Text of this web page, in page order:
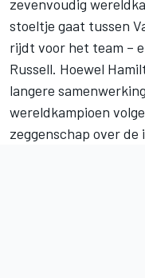
zevenvoudig
stoeltje gaat tussen
rijdt voor het team –
Russell. Hoewel
langere
wereldkampioen
zeggenschap over